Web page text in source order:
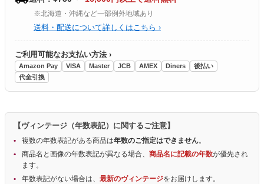
※北海道・沖縄など一部例外地域あり
送料・配送について詳しくはこちら ›
ご利用可能なお支払い方法 ›
Amazon Pay VISA Master JCB AMEX Diners
後払い
代金引換
【ヴィンテージ（年数表記）に関するご注意】
複数の年数表記がある商品は年数のご指定はできません。
商品名と画像の年数表記が異なる場合、 商品名に記載の年数が優先され
ます。
年数表記がない場合は、 最新のヴィンテージをお届けします。